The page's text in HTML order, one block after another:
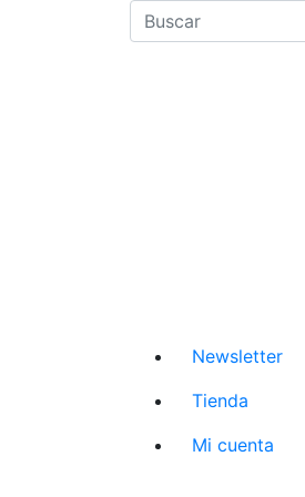
Newsletter
Tienda
Mi cuenta